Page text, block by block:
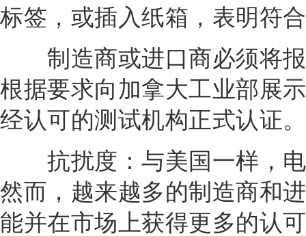
标签，或插入纸箱，表明符
制造商或进口商必须将报
根据要求向加拿大工业部展
经认可的测试机构正式认证。
抗扰度：与美国一样，电
然而，越来越多的制造商和
能并在市场上获得更多的认